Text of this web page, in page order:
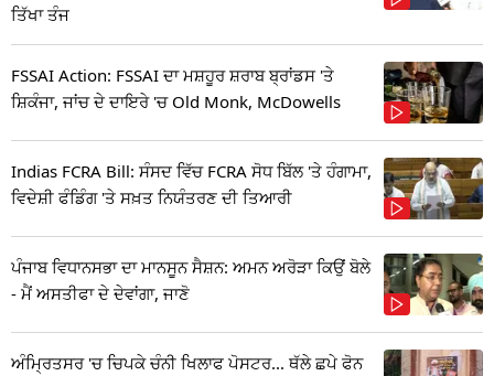
ਤਿੱਖਾ ਤੰਜ
FSSAI Action: FSSAI ਦਾ ਮਸ਼ਹੂਰ ਸ਼ਰਾਬ ਬ੍ਰਾਂਡਸ 'ਤੇ
ਸ਼ਿਕੰਜਾ, ਜਾਂਚ ਦੇ ਦਾਇਰੇ 'ਚ Old Monk, McDowells
Indias FCRA Bill: ਸੰਸਦ ਵਿੱਚ FCRA ਸੋਧ ਬਿੱਲ 'ਤੇ ਹੰਗਾਮਾ,
ਵਿਦੇਸ਼ੀ ਫੰਡਿੰਗ 'ਤੇ ਸਖ਼ਤ ਨਿਯੰਤਰਣ ਦੀ ਤਿਆਰੀ
ਪੰਜਾਬ ਵਿਧਾਨਸਭਾ ਦਾ ਮਾਨਸੂਨ ਸੈਸ਼ਨ: ਅਮਨ ਅਰੋੜਾ ਕਿਉਂ ਬੋਲੇ
- ਮੈਂ ਅਸਤੀਫਾ ਦੇ ਦੇਵਾਂਗਾ, ਜਾਣੋ
ਅੰਮ੍ਰਿਤਸਰ 'ਚ ਚਿਪਕੇ ਚੰਨੀ ਖਿਲਾਫ ਪੋਸਟਰ... ਥੱਲੇ ਛਪੇ ਫੋਨ